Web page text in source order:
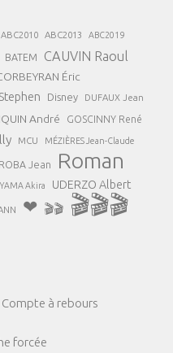
ABC2010 ABC2013 ABC2019
BATEM CAUVIN Raoul
Éric
Disney DUFAUX Jean
André GOSCINNY René
MCU MÉZIÈRES Jean-Claude
ROBA Jean Roman
Akira UDERZO Albert
❤ 🎬🎬 🎬🎬🎬
Compte à rebours
forcée